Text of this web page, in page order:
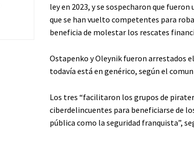
ley en 2023, y se sospecharon que
que se han vuelto competentes para
beneficia de molestar los rescates
Ostapenko y Oleynik fueron arrestados
todavía está en genérico, según el
Los tres “facilitaron los grupos de
ciberdelincuentes para beneficiarse de
pública como la seguridad franquista”,